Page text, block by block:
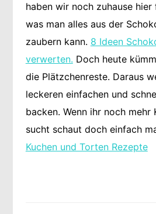
haben wir noch zuhause
was man alles aus der
zaubern kann. 8 Ideen
verwerten. Doch heute
die Plätzchenreste. Daraus
leckeren einfachen und
backen. Wenn ihr noch mehr
sucht schaut doch einfach
Kuchen und Torten Rezepte